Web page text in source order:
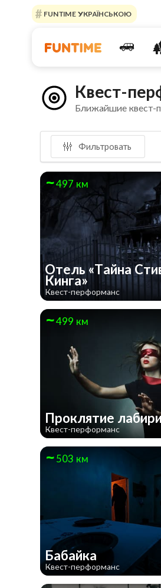
FUNTIME УКРАЇНСЬКОЮ
Квест-
Ближайшие квест-
Фильтровать
497 км
Отель «Тайна
Кинга»
Квест-перформанс
499 км
Проклятие
Квест-перформанс
503 км
Бабайка
Квест-перформанс